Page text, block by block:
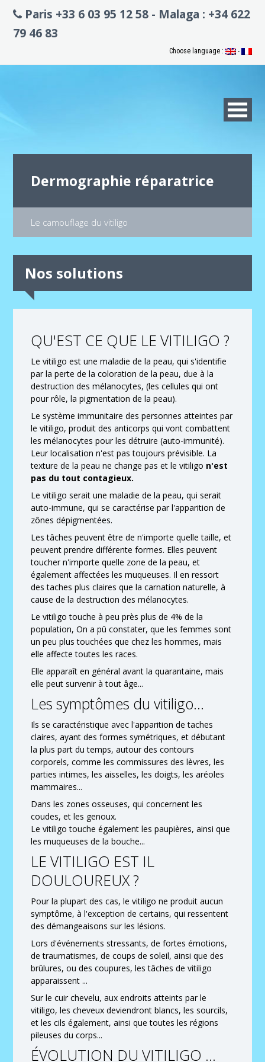
Paris +33 6 03 95 12 58 - Malaga : +34 622
79 46 83
Choose language : -
Dermographie réparatrice
Le camouflage du vitiligo
Nos solutions
QU'EST CE QUE LE VITILIGO ?
Le vitiligo est une maladie de la peau, qui s'identifie
par la perte de la coloration de la peau, due à la
destruction des mélanocytes, (les cellules qui ont
pour rôle, la pigmentation de la peau).
Le système immunitaire des personnes atteintes par
le vitiligo, produit des anticorps qui vont combattent
les mélanocytes pour les détruire (auto-immunité).
Leur localisation n'est pas toujours prévisible. La
texture de la peau ne change pas et le vitiligo n'est
pas du tout contagieux.
Le vitiligo serait une maladie de la peau, qui serait
auto-immune, qui se caractérise par l'apparition de
zônes dépigmentées.
Les tâches peuvent être de n'importe quelle taille, et
peuvent prendre différente formes. Elles peuvent
toucher n'importe quelle zone de la peau, et
également affectées les muqueuses. Il en ressort
des taches plus claires que la carnation naturelle, à
cause de la destruction des mélanocytes.
Le vitiligo touche à peu près plus de 4% de la
population, On a pû constater, que les femmes sont
un peu plus touchées que chez les hommes, mais
elle affecte toutes les races.
Elle apparaît en général avant la quarantaine, mais
elle peut survenir à tout âge...
Les symptômes du vitiligo...
Ils se caractéristique avec l'apparition de taches
claires, ayant des formes symétriques, et débutant
la plus part du temps, autour des contours
corporels, comme les commissures des lèvres, les
parties intimes, les aisselles, les doigts, les aréoles
mammaires...
Dans les zones osseuses, qui concernent les
coudes, et les genoux.
Le vitiligo touche également les paupières, ainsi que
les muqueuses de la bouche...
LE VITILIGO EST IL
DOULOUREUX ?
Pour la plupart des cas, le vitiligo ne produit aucun
symptôme, à l'exception de certains, qui ressentent
des démangeaisons sur les lésions.
Lors d'événements stressants, de fortes émotions,
de traumatismes, de coups de soleil, ainsi que des
brûlures, ou des coupures, les tâches de vitiligo
apparaissent ...
Sur le cuir chevelu, aux endroits atteints par le
vitiligo, les cheveux deviendront blancs, les sourcils,
et les cils également, ainsi que toutes les régions
pileuses du corps...
ÉVOLUTION DU VITILIGO ...